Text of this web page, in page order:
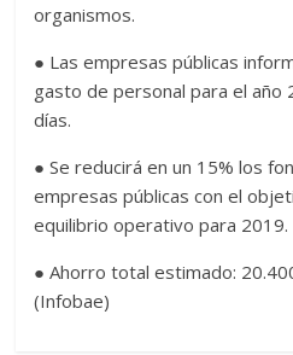
organismos.
● Las empresas públicas
gasto de personal para el año
días.
● Se reducirá en un 15% los
empresas públicas con el
equilibrio operativo para 2019.
● Ahorro total estimado:
(Infobae)